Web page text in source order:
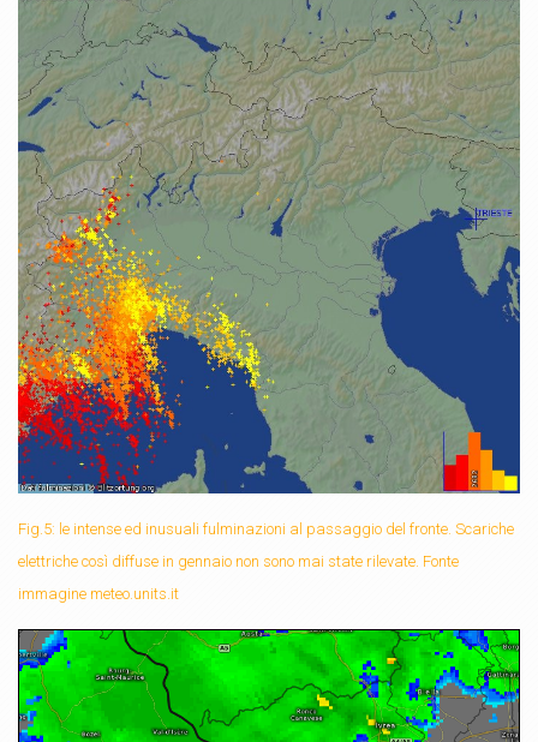
Fig.5: le intense ed inusuali fulminazioni al passaggio del fronte. Scariche
elettriche così diffuse in gennaio non sono mai state rilevate. Fonte
immagine meteo.units.it